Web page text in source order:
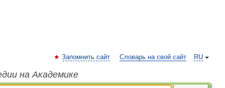
RU
Запомнить сайт Словарь на свой сайт
на Академике